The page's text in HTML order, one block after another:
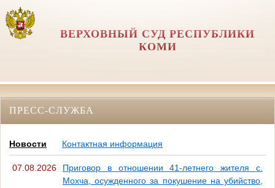
ВЕРХОВНЫЙ СУД РЕСПУБЛИКИ
КОМИ
ПРЕСС-СЛУЖБА
Новости Контактная информация
07.08.2026
Приговор в отношении 41-летнего жителя с.
Мохча, осужденного за покушение на убийство,